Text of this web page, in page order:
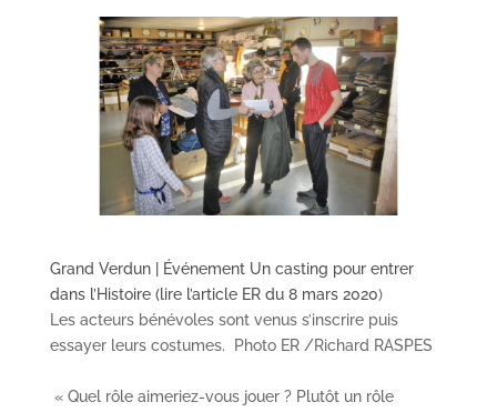
Grand Verdun | Événement Un casting pour entrer
dans l’Histoire (lire l’article ER du 8 mars 2020)
Les acteurs bénévoles sont venus s’inscrire puis
essayer leurs costumes. Photo ER /Richard RASPES
« Quel rôle aimeriez-vous jouer ? Plutôt un rôle